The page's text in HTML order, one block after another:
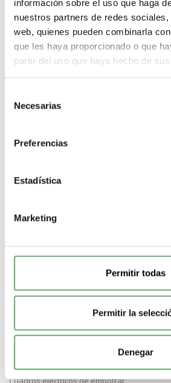
información sobre el uso que haga
nuestros partners de redes
web, quienes pueden combinarla
que les haya proporcionado o que
partir del uso que haya hecho de
Necesarias
Preferencias
Estadística
Marketing
Permitir todas
Permitir la
Denegar
¿Que necesitas? A continuación
buscado:
Magnetotermicos de 1 p+n
Magnetotermicos de 2 polos
Magnetotermicos de 3 polos
Magnetotermicos de 4 polos
Magnetotermicos de 10kA
Magnetotermicos Hager
Magnetotermicos de curva C
Magnetotermicos de 10A
Magnetotermicos de 25A
Magnetotermicos de 63A
Diferenciales de 30mA
Diferenciales de 2 polos
Diferenciales Superinmunizados
Diferenciales Schneider
Diferenciales Hager
Cuadros electricos de superficie
Cuadros electricos de empotrar